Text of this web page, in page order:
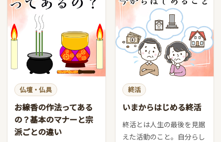
仏壇・仏具
お線香の作法ってある
の？基本のマナーと宗
派ごとの違い
終活
いまからはじめる終活
終活とは人生の最後を見据
えた活動のこと。自分らし